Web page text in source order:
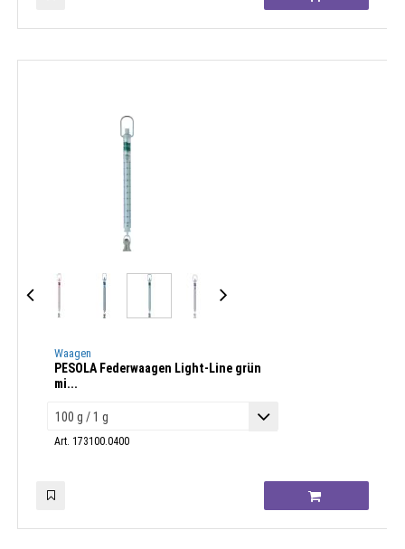
Waagen
PESOLA Federwaagen Light-Line grün
mi...
Art. 173100.0400